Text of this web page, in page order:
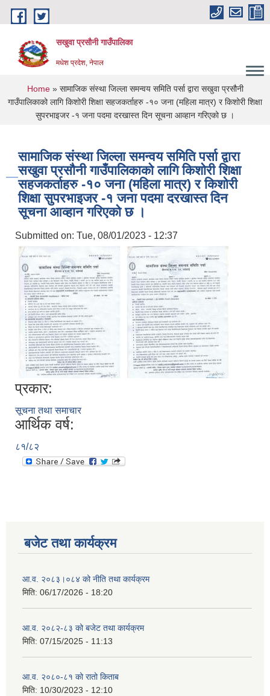
Skip to main content
सखुवा प्रसौनी गाउँपालिका
मधेश प्रदेश, नेपाल
You are here
Home» सामाजिक संस्था जिल्ला समन्वय समिति पर्सा द्वारा सखुवा प्रसौनी
गाउँपालिकाको लागि किशोरी शिक्षा सहजकर्ताहरु -१० जना (महिला मात्र) र किशोरी शिक्षा
सुपरभाइजर -१ जना पदमा दरखास्त दिन सूचना आव्हान गरिएको छ ।
सामाजिक संस्था जिल्ला समन्वय समिति पर्सा द्वारा
सखुवा प्रसौनी गाउँपालिकाको लागि किशोरी शिक्षा
सहजकर्ताहरु -१० जना (महिला मात्र) र किशोरी
शिक्षा सुपरभाइजर -१ जना पदमा दरखास्त दिन
सूचना आव्हान गरिएको छ ।
Submitted on: Tue, 08/01/2023 - 12:37
प्रकार:
सूचना तथा समाचार
आर्थिक वर्ष:
८१/८२
बजेट तथा कार्यक्रम
आ.व. २०८३।०८४ को नीति तथा कार्यक्रम
मिति: 06/17/2026 - 18:20
आ.व. २०८२-८३ को बजेट तथा कार्यक्रम
मिति: 07/15/2025 - 11:13
आ.व. २०८०-८१ को रातो किताब
मिति: 10/30/2023 - 12:10